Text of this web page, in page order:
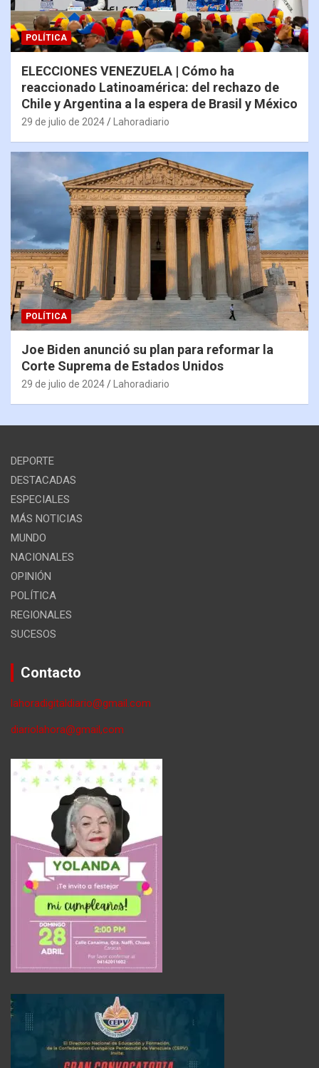
POLÍTICA
ELECCIONES VENEZUELA | Cómo ha
reaccionado Latinoamérica: del rechazo de
Chile y Argentina a la espera de Brasil y México
29 de julio de 2024 Lahoradiario
POLÍTICA
Joe Biden anunció su plan para reformar la
Corte Suprema de Estados Unidos
29 de julio de 2024 Lahoradiario
DEPORTE
DESTACADAS
ESPECIALES
MÁS NOTICIAS
MUNDO
NACIONALES
OPINIÓN
POLÍTICA
REGIONALES
SUCESOS
Contacto
lahoradigitaldiario@gmail.com
diariolahora@gmail,com